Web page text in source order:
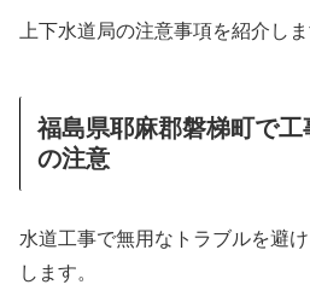
上下水道局の注意事項を紹介しま
福島県耶麻郡磐梯町で
の注意
水道工事で無用なトラブルを避
します。